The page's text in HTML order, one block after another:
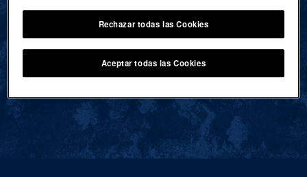
VOLVER AL INICIO
Rechazar todas las Cookies
Aceptar todas las Cookies